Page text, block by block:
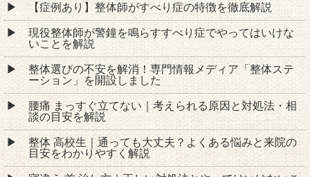
【症例あり】整体師がすべり症の特徴を徹底解説
現役整体師が警鐘を鳴らすすべり症でやってはいけな
いことを解説
整体選びの不安を解消！専門情報メディア「整体ステ
ーション」を開設しました
腰痛 まっすぐ立てない｜考えられる原因と対処法・相
談の目安を解説
整体 高校生｜通っても大丈夫？よくある悩みと来院の
目安をわかりやすく解説